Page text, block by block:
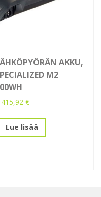
AKKU,
M2
€
Lue lisää